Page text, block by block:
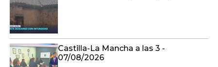
Castilla-La Mancha a las 3 -
07/08/2026